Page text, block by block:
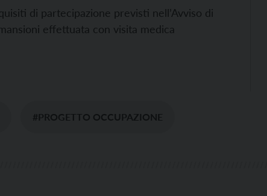
di partecipazione previsti nell’Avviso di
effettuata con visita medica
#PROGETTO OCCUPAZIONE